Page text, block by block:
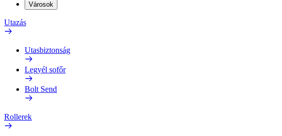
Városok
Utazás
Utasbiztonság
Legyél sofőr
Bolt Send
Rollerek